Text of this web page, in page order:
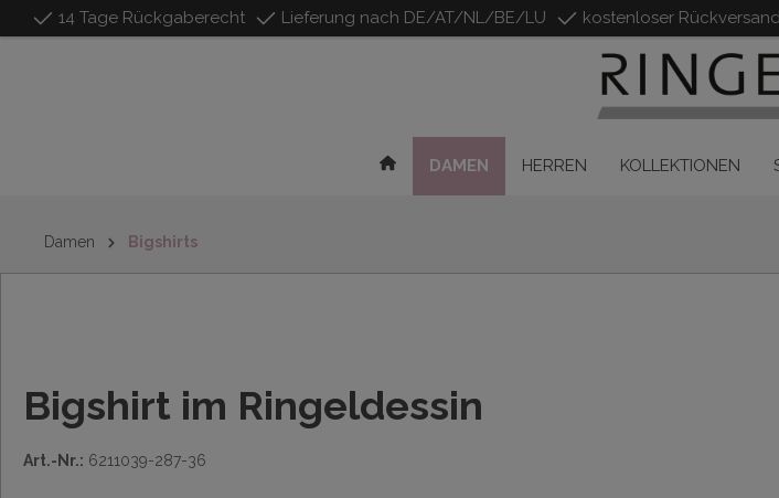
springen
14 Tage Rückgaberecht Lieferung nach DE/AT/NL/BE/LU kostenloser
DAMEN HERREN KOLLEKTIONEN
Damen Bigshirts
Bigshirt im Ringeldessin
Art.-Nr.: 6211039-287-36